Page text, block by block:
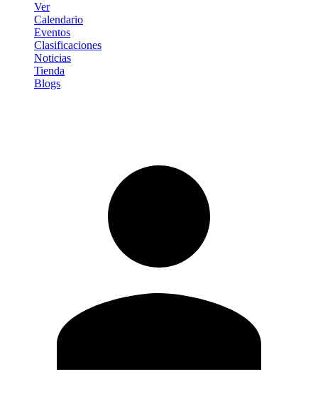
Ver
Calendario
Eventos
Clasificaciones
Noticias
Tienda
Blogs